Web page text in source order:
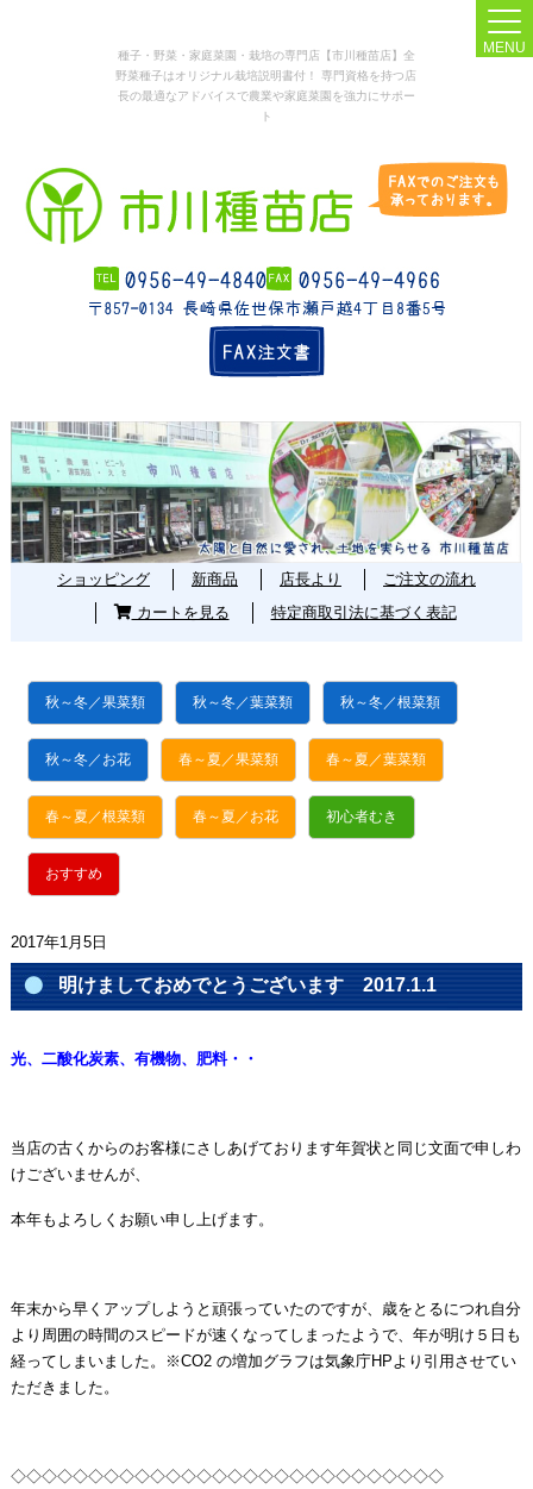
種子・野菜・家庭菜園・栽培の専門店【市川種苗店】全
野菜種子はオリジナル栽培説明書付！ 専門資格を持つ店
長の最適なアドバイスで農業や家庭菜園を強力にサポー
ト
MENU
ショッピング 新商品 店長より
ご注文の流れ
カートを見る
特定商取引法に基づく表記
秋～冬／果菜類 秋～冬／葉菜類 秋～冬／根菜類
秋～冬／お花 春～夏／果菜類 春～夏／葉菜類
春～夏／根菜類 春～夏／お花 初心者むき
おすすめ
2017年1月5日
明けましておめでとうございます 2017.1.1
光、二酸化炭素、有機物、肥料・・
当店の古くからのお客様にさしあげております年賀状と同じ文面で申しわ
けございませんが、
本年もよろしくお願い申し上げます。
年末から早くアップしようと頑張っていたのですが、歳をとるにつれ自分
より周囲の時間のスピードが速くなってしまったようで、年が明け５日も
経ってしまいました。※CO2 の増加グラフは気象庁HPより引用させてい
ただきました。
◇◇◇◇◇◇◇◇◇◇◇◇◇◇◇◇◇◇◇◇◇◇◇◇◇◇◇◇